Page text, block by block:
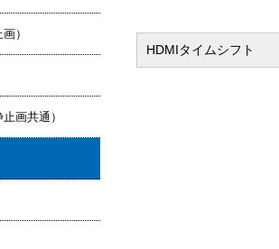
）
画共通）
HDMIタイムシフト